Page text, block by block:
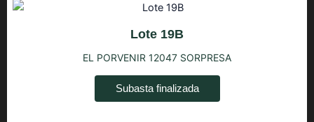
Lote 19B
EL PORVENIR 12047 SORPRESA
Subasta finalizada